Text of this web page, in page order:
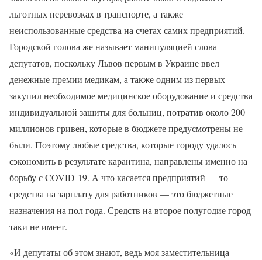
льготных перевозках в транспорте, а также
неиспользованные средства на счетах самих предприятий.
Городской голова же называет манипуляцией слова
депутатов, поскольку Львов первым в Украине ввел
денежные премии медикам, а также одним из первых
закупил необходимое медицинское оборудование и средства
индивидуальной защиты для больниц, потратив около 200
миллионов гривен, которые в бюджете предусмотрены не
были. Поэтому любые средства, которые городу удалось
сэкономить в результате карантина, направлены именно на
борьбу с COVID-19. А что касается предприятий — то
средства на зарплату для работников — это бюджетные
назначения на пол года. Средств на второе полугодие город
таки не имеет.
«И депутаты об этом знают, ведь моя заместительница